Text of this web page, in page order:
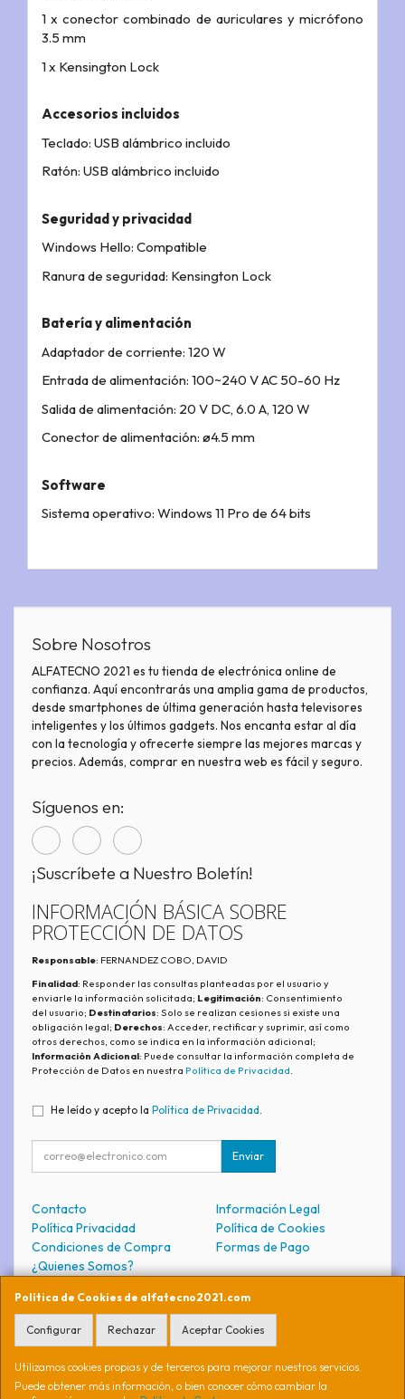
1 x conector combinado de auriculares y micrófono
3.5 mm
1 x Kensington Lock
Accesorios incluidos
Teclado: USB alámbrico incluido
Ratón: USB alámbrico incluido
Seguridad y privacidad
Windows Hello: Compatible
Ranura de seguridad: Kensington Lock
Batería y alimentación
Adaptador de corriente: 120 W
Entrada de alimentación: 100~240 V AC 50-60 Hz
Salida de alimentación: 20 V DC, 6.0 A, 120 W
Conector de alimentación: ø4.5 mm
Software
Sistema operativo: Windows 11 Pro de 64 bits
Política de Cookies de alfatecno2021.com
Configurar Rechazar Aceptar Cookies
Utilizamos cookies propias y de terceros para mejorar nuestros servicios.
Puede obtener más información, o bien conocer cómo cambiar la
Sobre Nosotros
ALFATECNO 2021 es tu tienda de electrónica online de
confianza. Aquí encontrarás una amplia gama de productos,
desde smartphones de última generación hasta televisores
inteligentes y los últimos gadgets. Nos encanta estar al día
con la tecnología y ofrecerte siempre las mejores marcas y
precios. Además, comprar en nuestra web es fácil y seguro.
Síguenos en:
¡Suscríbete a Nuestro Boletín!
INFORMACIÓN BÁSICA SOBRE
PROTECCIÓN DE DATOS
Responsable: FERNANDEZ COBO, DAVID
Finalidad: Responder las consultas planteadas por el usuario y
enviarle la información solicitada; Legitimación: Consentimiento
del usuario; Destinatarios: Solo se realizan cesiones si existe una
obligación legal; Derechos: Acceder, rectificar y suprimir, así como
otros derechos, como se indica en la información adicional;
Información Adicional: Puede consultar la información completa de
Protección de Datos en nuestra Política de Privacidad.
He leído y acepto la Política de Privacidad
Enviar
Contacto
Información Legal
Política Privacidad
Política de Cookies
Condiciones de Compra
Formas de Pago
¿Quienes Somos?
Contacto
soporte@alfatecno2021.com